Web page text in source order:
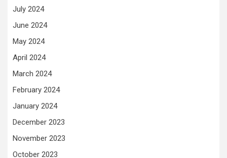
July 2024
June 2024
May 2024
April 2024
March 2024
February 2024
January 2024
December 2023
November 2023
October 2023